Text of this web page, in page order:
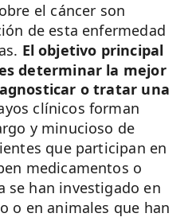
el cáncer son
de esta enfermedad
El objetivo principal
determinar la mejor
o tratar una
clínicos forman
y minucioso de
que participan en
medicamentos o
se han investigado en
o en animales que han